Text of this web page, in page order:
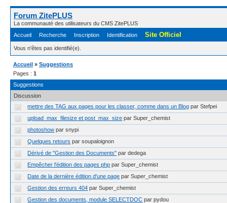
Forum ZitePLUS
La communauté des utilisateurs du CMS ZitePLUS
Accueil
Recherche Inscription Identification Site Officiel
Vous n'êtes pas identifié(e).
Accueil » Suggestions
Pages : 1
Suggestions
Discussion
mettre des TAG aux pages pour les classer, comme dans un Blog par Stefpei
upload_max_filesize et post_max_size par Super_chemist
photoshow par snypi
Quelques retours par soupaloignon
Dérivé de "Gestion des Documents" par dedega
Empêcher l'édition des pages php par Super_chemist
Date de la dernière édition d'une page par Super_chemist
Gestion des erreurs 404 par Super_chemist
Gestion des documents, module SELECTDOC par pydou